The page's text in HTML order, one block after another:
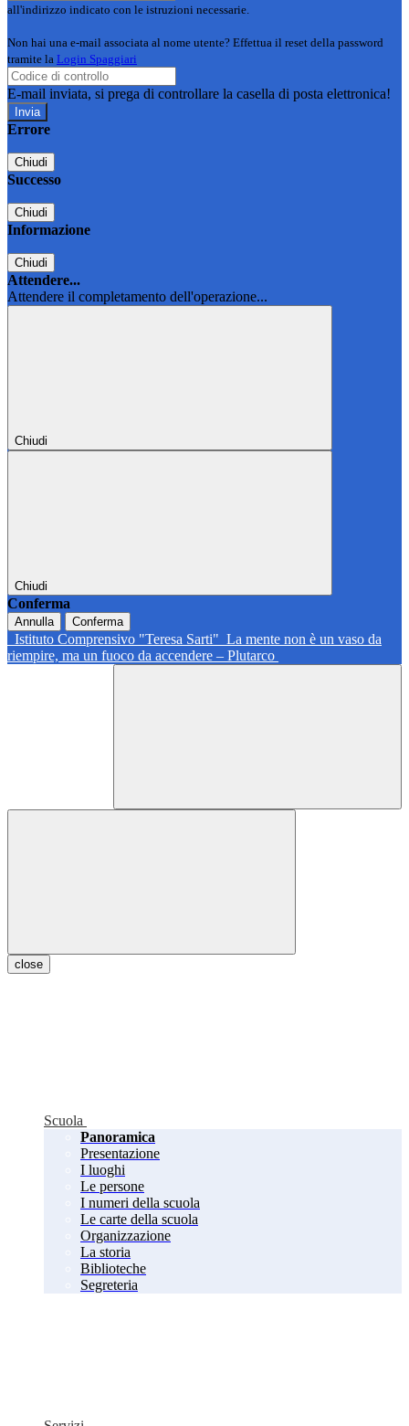
all'indirizzo indicato con le istruzioni necessarie.
Non hai una e-mail associata al nome utente? Effettua il reset della password
tramite la Login Spaggiari
E-mail inviata, si prega di controllare la casella di posta elettronica!
Errore
Chiudi
Successo
Chiudi
Informazione
Chiudi
Attendere...
Attendere il completamento dell'operazione...
Chiudi
Chiudi
Conferma
Annulla Conferma
Istituto Comprensivo "Teresa Sarti" La mente non è un vaso da
riempire, ma un fuoco da accendere – Plutarco
close
Scuola
Panoramica
Presentazione
I luoghi
Le persone
I numeri della scuola
Le carte della scuola
Organizzazione
La storia
Biblioteche
Segreteria